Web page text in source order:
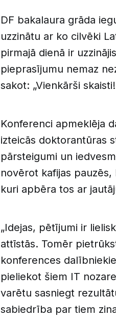
DF bakalaura grāda
uzzinātu ar ko cilvēki
pirmajā dienā ir
pieprasījumu nemaz
sakot: „Vienkārši
Konferenci apmeklēja
izteicās doktorantūras
pārsteigumi un
novērot kafijas
kuri apbēra tos ar
„Idejas, pētījumi ir
attīstās. Tomēr
konferences
pieliekot šiem IT
varētu sasniegt
sabiedrība par tiem